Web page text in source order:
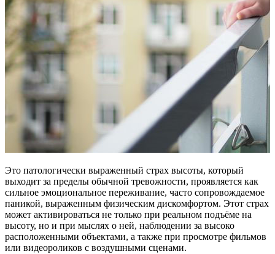
Это патологически выраженный страх высоты, который
выходит за пределы обычной тревожности, проявляется как
сильное эмоциональное переживание, часто сопровождаемое
паникой, выраженным физическим дискомфортом. Этот страх
может активироваться не только при реальном подъёме на
высоту, но и при мыслях о ней, наблюдении за высоко
расположенными объектами, а также при просмотре фильмов
или видеороликов с воздушными сценами.